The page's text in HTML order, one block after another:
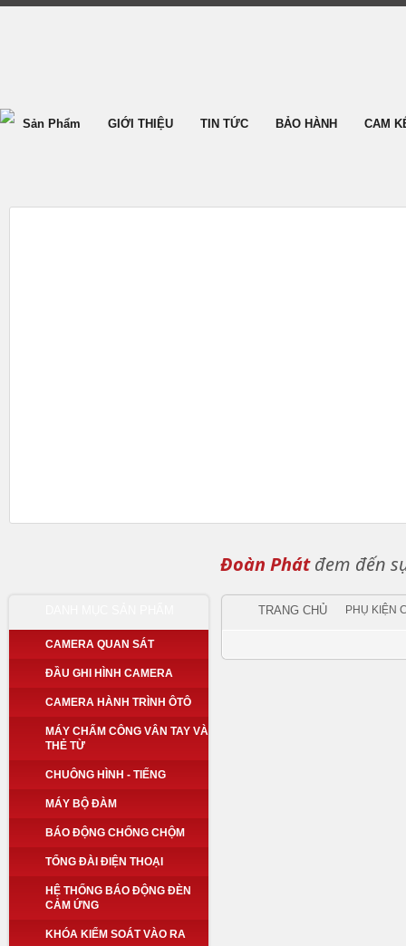
Sản Phẩm GIỚI THIỆU TIN TỨC BẢO HÀNH CAM
Đoàn Phátđem đến
CAMERA QUAN SÁT
ĐẦU GHI HÌNH CAMERA
CAMERA HÀNH TRÌNH ÔTÔ
MÁY CHẤM CÔNG VÂN TAY VÀ
THẺ TỪ
CHUÔNG HÌNH - TIẾNG
MÁY BỘ ĐÀM
BÁO ĐỘNG CHỐNG CHỘM
TỔNG ĐÀI ĐIỆN THOẠI
HỆ THỐNG BÁO ĐỘNG ĐÈN
CẢM ỨNG
KHÓA KIỂM SOÁT VÀO RA
TRANG CHỦ PHỤ KIỆN